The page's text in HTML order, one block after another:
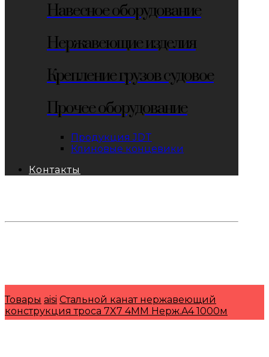
Навесное оборудование
Нержавеющие изделия
Крепление грузов судовое
Прочее оборудование
Продукция JDT
Клиновые концевики
Контакты
Товары aisi Стальной канат нержавеющий
конструкция троса 7X7 4MM Нерж.A4 1000м